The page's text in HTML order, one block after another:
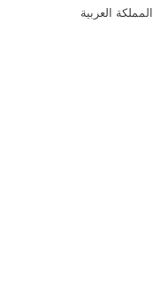
العربية